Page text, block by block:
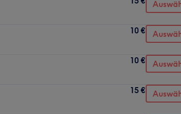
10 €
10 €
15 €